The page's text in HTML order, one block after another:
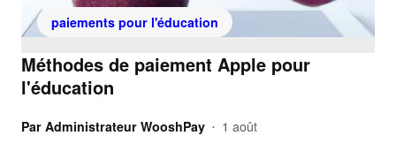
paiements pour l'éducation
Méthodes de paiement Apple pour
l'éducation
Par Administrateur WooshPay • 1 août